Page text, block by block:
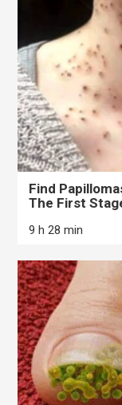
Find
The First
9 h 28 min